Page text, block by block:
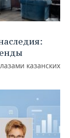
казанских